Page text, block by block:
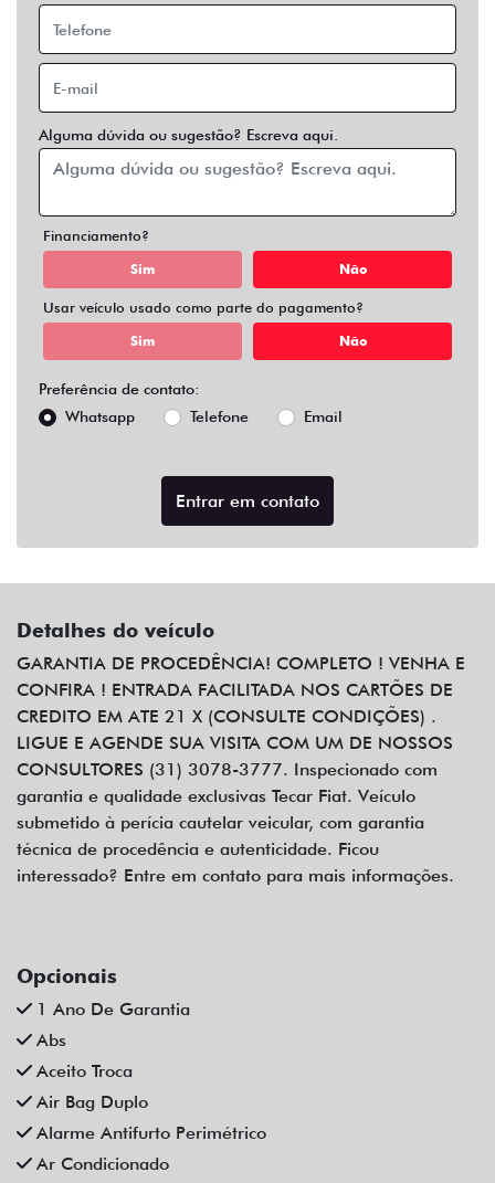
Alguma dúvida ou sugestão? Escreva aqui.
Financiamento?
Sim Não
Usar veículo usado como parte do pagamento?
Sim Não
Preferência de contato:
Whatsapp
Telefone Email
Entrar em contato
Detalhes do veículo
GARANTIA DE PROCEDÊNCIA! COMPLETO ! VENHA E
CONFIRA ! ENTRADA FACILITADA NOS CARTÕES DE
CREDITO EM ATE 21 X (CONSULTE CONDIÇÕES) .
LIGUE E AGENDE SUA VISITA COM UM DE NOSSOS
CONSULTORES (31) 3078-3777. Inspecionado com
garantia e qualidade exclusivas Tecar Fiat. Veículo
submetido à perícia cautelar veicular, com garantia
técnica de procedência e autenticidade. Ficou
interessado? Entre em contato para mais informações.
Opcionais
1 Ano De Garantia
Abs
Aceito Troca
Air Bag Duplo
Alarme Antifurto Perimétrico
Ar Condicionado